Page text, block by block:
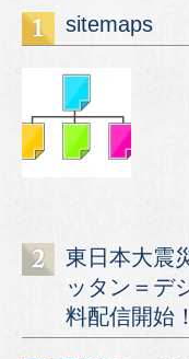
sitemaps
東日本大震
ッタン＝デ
料配信開始